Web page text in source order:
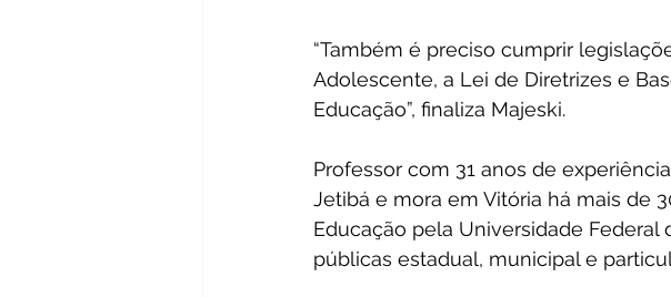
“Também é preciso cumprir
Adolescente, a Lei de Diretrizes e
Educação”, finaliza Majeski.
Professor com 31 anos de
Jetibá e mora em Vitória há mais de
Educação pela Universidade
públicas estadual, municipal e